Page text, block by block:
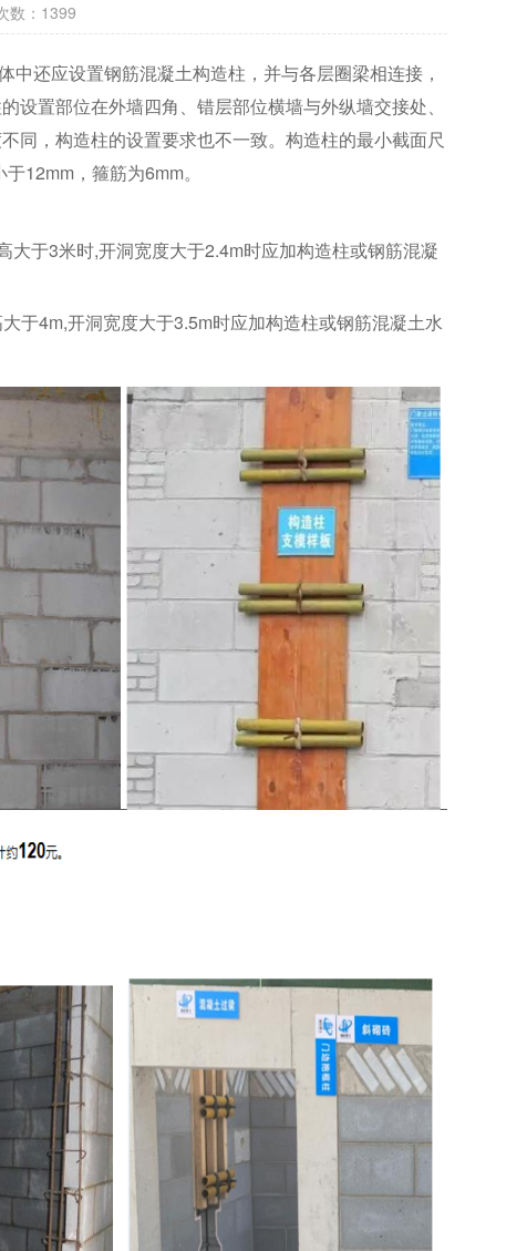
数： 1399
还应设置钢筋混凝土构造柱，并与各层圈梁相连接，
置部位在外墙四角、错层部位横墙与外纵墙交接处、
同，构造柱的设置要求也不一致。构造柱的最小截面尺
12mm，箍筋为6mm。
于3米时,开洞宽度大于2.4m时应加构造柱或钢筋混凝
于4m,开洞宽度大于3.5m时应加构造柱或钢筋混凝土水